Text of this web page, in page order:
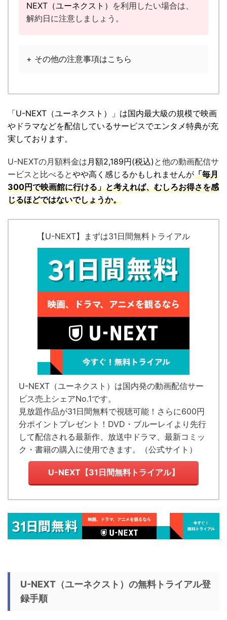
NEXT（ユーネクスト） を利用したい場合は、
解約日に注意しましょう。
+ その他の注意事項はこちら
「U-NEXT（ユーネクスト）」は国内最大級の規模で映画
やドラマなどを配信しているサービスでエンタメ特典が充
実しております。
U-NEXTの月額料金は月額2,189円(税込) と他の動画配信サ
ービスと比べるとやや高く感じるかもしれませんが「毎月
300円で映画館に行ける」と考えれば、むしろお得さを感
じるほどではないでしょうか。
【U-NEXT】まずは31日間無料トライアル
U-NEXT（ユーネクスト） は国内発の動画配信サー
ビス売上シェアNo.1です。
見放題作品が31日間無料で視聴可能！ さらに600円
分ポイントプレゼント！DVD・ブルーレイより先行
して配信される最新作、放送中ドラマ、最新コミッ
ク・書籍の購入に使用できます。（公式サイト ）
U-NEXT【31日間無料トライアル】
U-NEXT（ユーネクスト）の無料トライアル登
録手順